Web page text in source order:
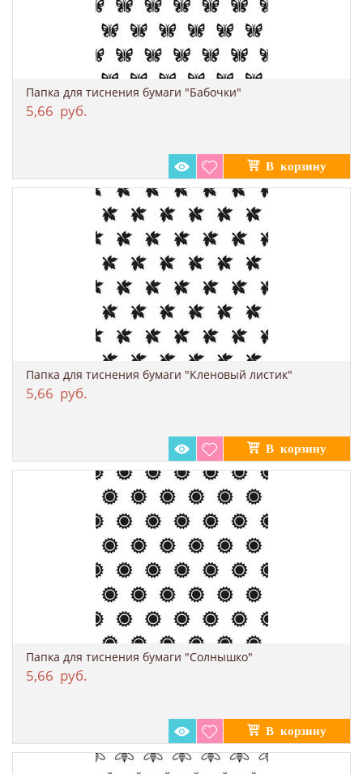
Папка для тиснения бумаги "Бабочки"
5,66 руб.
Папка для тиснения бумаги "Кленовый листик"
5,66 руб.
Папка для тиснения бумаги "Солнышко"
5,66 руб.